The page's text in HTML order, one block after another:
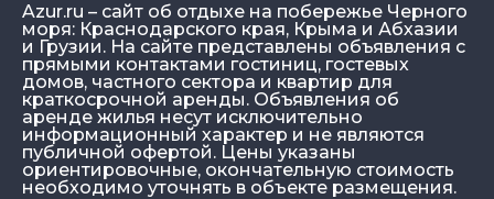
Azur.ru – сайт об отдыхе на побережье Черного
моря: Краснодарского края, Крыма и Абхазии
и Грузии. На сайте представлены объявления с
прямыми контактами гостиниц, гостевых
домов, частного сектора и квартир для
краткосрочной аренды. Объявления об
аренде жилья несут исключительно
информационный характер и не являются
публичной офертой. Цены указаны
ориентировочные, окончательную стоимость
необходимо уточнять в объекте размещения.